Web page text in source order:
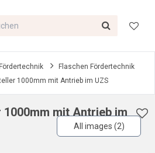
Fördertechnik
Flaschen Fördertechnik
1000mm mit Antrieb im UZS
mit Antrieb im
All images (2)